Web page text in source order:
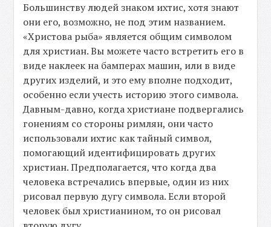
Большинству людей знаком ихтис, хотя знают
они его, возможно, не под этим названием.
«Христова рыба» является общим символом
для христиан. Вы можете часто встретить его в
виде наклеек на бамперах машин, или в виде
других изделий, и это ему вполне подходит,
особенно если учесть историю этого символа.
Давным-давно, когда христиане подвергались
гонениям со стороны римлян, они часто
использовали ихтис как тайный символ,
помогающий идентифицировать других
христиан. Предполагается, что когда два
человека встречались впервые, один из них
рисовал первую дугу символа. Если второй
человек был христианином, то он рисовал